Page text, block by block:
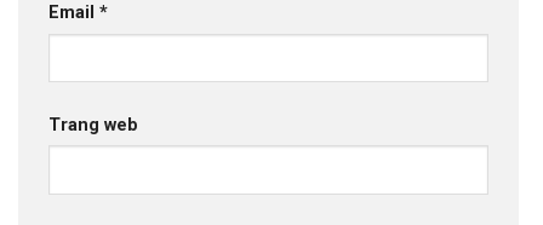
Email *
Trang web